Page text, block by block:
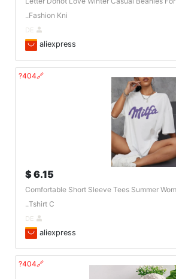
Fashion Kni..
aliexpress
🔗404?
6.15 $
Comfortable Short Sleeve Tees Summer
Tshirt C..
aliexpress
🔗404?